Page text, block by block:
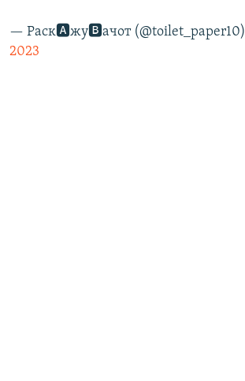
— Раск🅰️жу🅱️ачот (@toilet_paper10)
2023